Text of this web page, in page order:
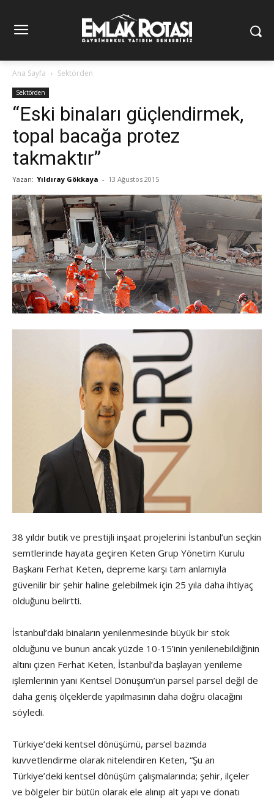
Ana Sayfa Sektörden
Sektörden
“Eski binaları güçlendirmek,
topal bacağa protez
takmaktır”
Yazan: Yıldıray Gökkaya - 13 Ağustos 2015
38 yıldır butik ve prestijli inşaat projelerini İstanbul’un seçkin
semtlerinde hayata geçiren Keten Grup Yönetim Kurulu
Başkanı Ferhat Keten, depreme karşı tam anlamıyla
güvenilir bir şehir haline gelebilmek için 25 yıla daha ihtiyaç
olduğunu belirtti.
İstanbul’daki binaların yenilenmesinde büyük bir stok
olduğunu ve bunun ancak yüzde 10-15’inin yenilenebildiğinin
altını çizen Ferhat Keten, İstanbul’da başlayan yenileme
işlemlerinin yani Kentsel Dönüşüm’ün parsel parsel değil de
daha geniş ölçeklerde yapılmasının daha doğru olacağını
söyledi.
Türkiye’deki kentsel dönüşümü, parsel bazında
kuvvetlendirme olarak nitelendiren Keten, “Şu an
Türkiye’deki kentsel dönüşüm çalışmalarında; şehir, ilçeler
ve bölgeler bir bütün olarak ele alınıp alt yapı ve donatı